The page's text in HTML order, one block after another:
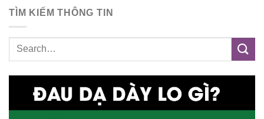
TÌM KIẾM THÔNG TIN